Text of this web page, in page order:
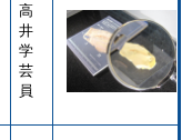
高
井
学
芸
員